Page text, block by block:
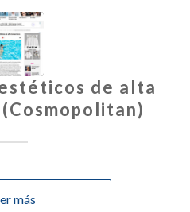
de alta
más